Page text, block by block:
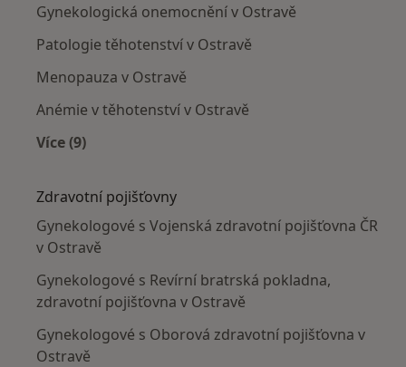
Gynekologická onemocnění v Ostravě
Patologie těhotenství v Ostravě
Menopauza v Ostravě
Anémie v těhotenství v Ostravě
Více (9)
Zdravotní pojišťovny
Gynekologové s Vojenská zdravotní pojišťovna ČR
v Ostravě
Gynekologové s Revírní bratrská pokladna,
zdravotní pojišťovna v Ostravě
Gynekologové s Oborová zdravotní pojišťovna v
Ostravě